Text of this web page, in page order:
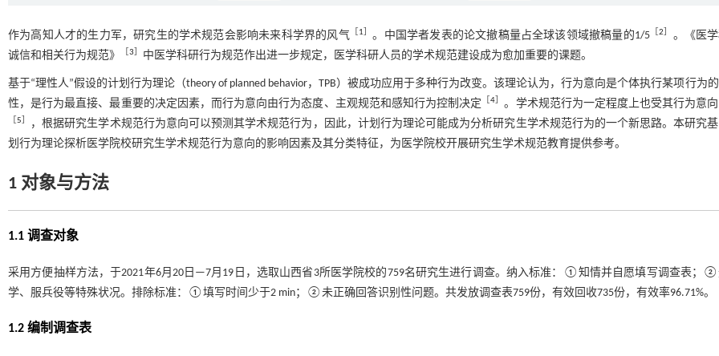
作为高知人才的生力军，研究生的学术规范会影响未来科学界的风气 1 。中国学者发表的论文撤稿量占全球该领域撤稿量的1/5 ［2
。《医
诚信和相关行为规范》
3 中医学科研行为规范作出进一步规定，医学科研人员的学术规范建设成为愈加重要的课题。
基于“理性人”假设的计划行为理论（theory of planned behavior，TPB）被成功应用于多种行为改变。该理论认为，行为意向是个体执行某项行为
性，是行为最直接、最重要的决定因素，而行为意向由行为态度、主观规范和感知行为控制决定
［4 。学术规范行为一定程度上也受其行为意
［5
，根据研究生学术规范行为意向可以预测其学术规范行为，因此，计划行为理论可能成为分析研究生学术规范行为的一个新思路。本研究
划行为理论探析医学院校研究生学术规范行为意向的影响因素及其分类特征，为医学院校开展研究生学术规范教育提供参考。
1 对象与方法
1.1 调查对象
采用方便抽样方法，于2021年6月20日—7月19日，选取山西省3所医学院校的759名研究生进行调查。纳入标准：①知情并自愿填写调查表；
学、服兵役等特殊状况。排除标准：①填写时间少于2 min；②未正确回答识别性问题。共发放调查表759份，有效回收735份，有效率96.71%。
1.2 编制调查表